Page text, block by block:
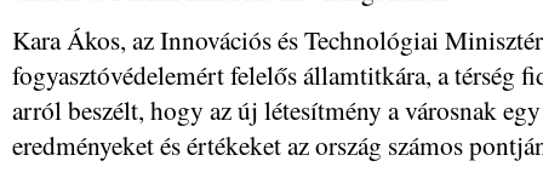
Kara Ákos, az Innovációs és Technológiai
fogyasztóvédelemért felelős államtitkára, a térség
arról beszélt, hogy az új létesítmény a városnak
eredményeket és értékeket az ország számos